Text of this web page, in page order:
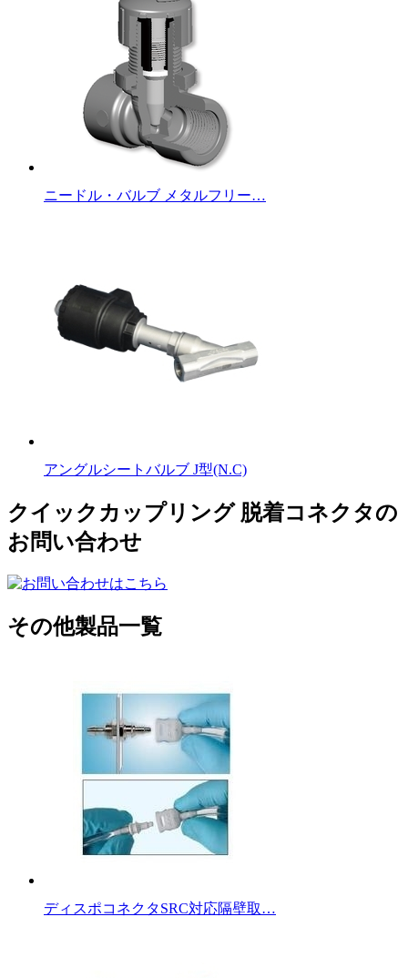
ニードル・バルブ メタルフリー…
アングルシートバルブ J型(N.C)
クイックカップリング 脱着コネクタの
お問い合わせ
その他製品一覧
ディスポコネクタSRC対応隔壁取…